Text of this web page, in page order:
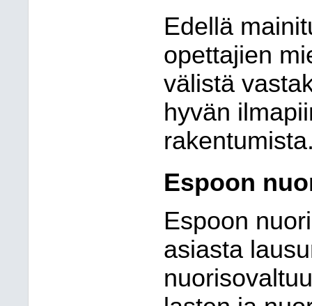
Edellä
opettajien
välistä
hyvän
Espoon
Espoon
asiasta